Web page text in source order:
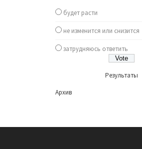
будет расти
не изменится или снизится
затрудняюсь ответить
Результаты
Архив